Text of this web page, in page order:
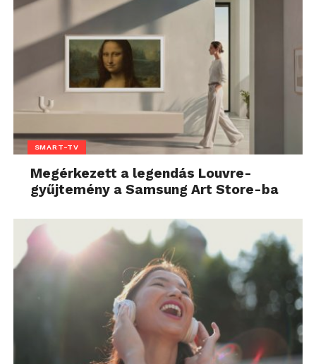
SMART-TV
Megérkezett a legendás Louvre-
gyűjtemény a Samsung Art Store-ba